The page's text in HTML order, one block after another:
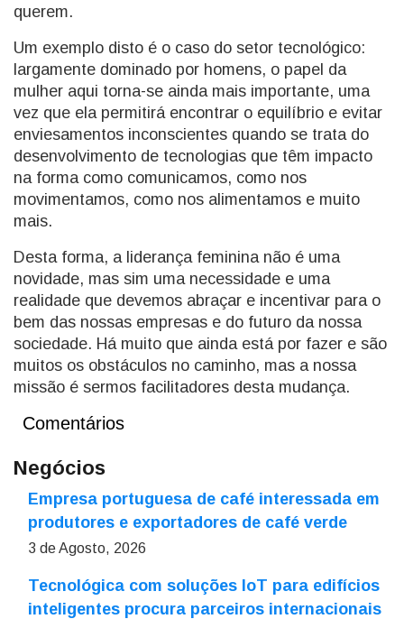
querem.
Um exemplo disto é o caso do setor tecnológico:
largamente dominado por homens, o papel da
mulher aqui torna-se ainda mais importante, uma
vez que ela permitirá encontrar o equilíbrio e evitar
enviesamentos inconscientes quando se trata do
desenvolvimento de tecnologias que têm impacto
na forma como comunicamos, como nos
movimentamos, como nos alimentamos e muito
mais.
Desta forma, a liderança feminina não é uma
novidade, mas sim uma necessidade e uma
realidade que devemos abraçar e incentivar para o
bem das nossas empresas e do futuro da nossa
sociedade. Há muito que ainda está por fazer e são
muitos os obstáculos no caminho, mas a nossa
missão é sermos facilitadores desta mudança.
Comentários
Negócios
Empresa portuguesa de café interessada em
produtores e exportadores de café verde
3 de Agosto, 2026
Tecnológica com soluções IoT para edifícios
inteligentes procura parceiros internacionais